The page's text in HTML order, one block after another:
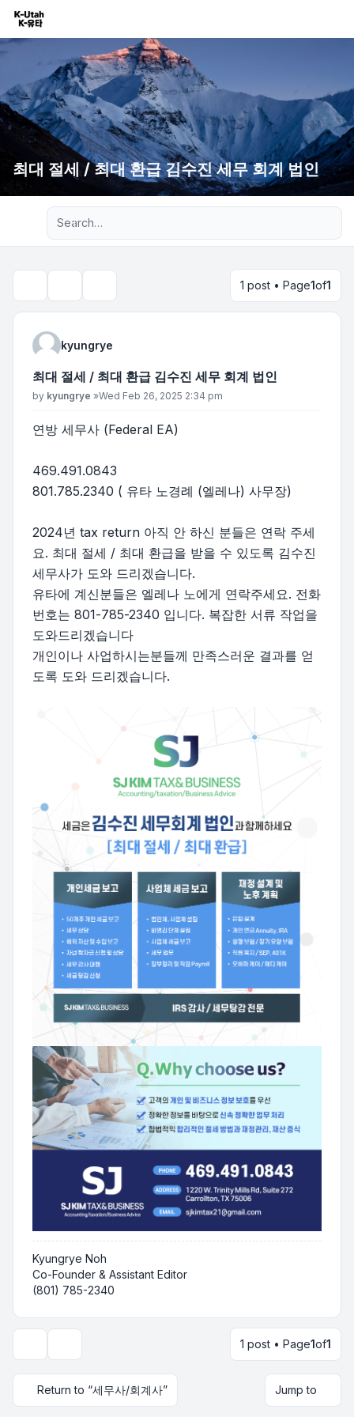
최대 절세 / 최대 환급 김수진 세무 회계 법인
Advanced search
1 post • Page1of1
kyungrye
최대 절세 / 최대 환급 김수진 세무 회계 법인
Post
by kyungrye »Wed Feb 26, 2025 2:34 pm
연방 세무사 (Federal EA)
469.491.0843
801.785.2340 ( 유타 노경례 (엘레나) 사무장)
2024년 tax return 아직 안 하신 분들은 연락 주세
요. 최대 절세 / 최대 환급을 받을 수 있도록 김수진
세무사가 도와 드리겠습니다.
유타에 계신분들은 엘레나 노에게 연락주세요. 전화
번호는 801-785-2340 입니다. 복잡한 서류 작업을
도와드리겠습니다
개인이나 사업하시는분들께 만족스러운 결과를 얻
도록 도와 드리겠습니다.
Kyungrye Noh
Co-Founder & Assistant Editor
(801) 785-2340
1 post • Page1of1
Return to “세무사/회계사” Jump to